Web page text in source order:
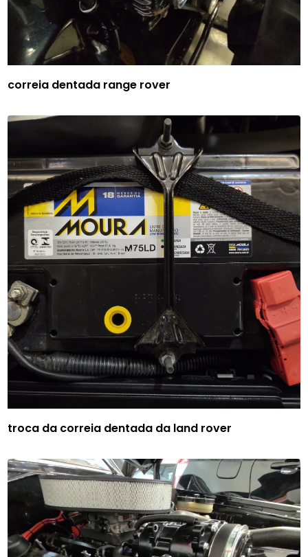
correia dentada range rover
troca da correia dentada da land rover